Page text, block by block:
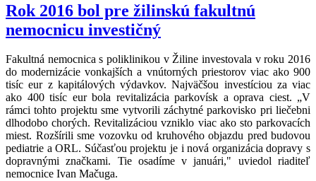
Rok 2016 bol pre žilinskú fakultnú
nemocnicu investičný
Fakultná nemocnica s poliklinikou v Žiline investovala v roku 2016
do modernizácie vonkajších a vnútorných priestorov viac ako 900
tisíc eur z kapitálových výdavkov. Najväčšou investíciou za viac
ako 400 tisíc eur bola revitalizácia parkovísk a oprava ciest. „V
rámci tohto projektu sme vytvorili záchytné parkovisko pri liečebni
dlhodobo chorých. Revitalizáciou vzniklo viac ako sto parkovacích
miest. Rozšírili sme vozovku od kruhového objazdu pred budovou
pediatrie a ORL. Súčasťou projektu je i nová organizácia dopravy s
dopravnými značkami. Tie osadíme v januári," uviedol riaditeľ
nemocnice Ivan Mačuga.